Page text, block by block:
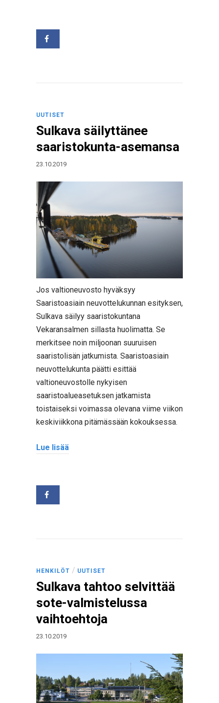
UUTISET
Sulkava säilyttänee
saaristokunta-asemansa
23.10.2019
Jos valtioneuvosto hyväksyy
Saaristoasiain neuvottelukunnan esityksen,
Sulkava säilyy saaristokuntana
Vekaransalmen sillasta huolimatta. Se
merkitsee noin miljoonan suuruisen
saaristolisän jatkumista. Saaristoasiain
neuvottelukunta päätti esittää
valtioneuvostolle nykyisen
saaristoalueasetuksen jatkamista
toistaiseksi voimassa olevana viime viikon
keskiviikkona pitämässään kokouksessa.
Lue lisää
HENKILÖT / UUTISET
Sulkava tahtoo selvittää
sote-valmistelussa
vaihtoehtoja
23.10.2019